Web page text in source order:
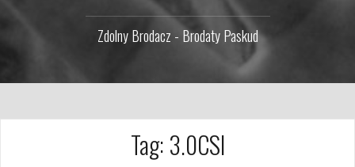
Zdolny Brodacz - Brodaty Paskud
Tag: 3.0CSI